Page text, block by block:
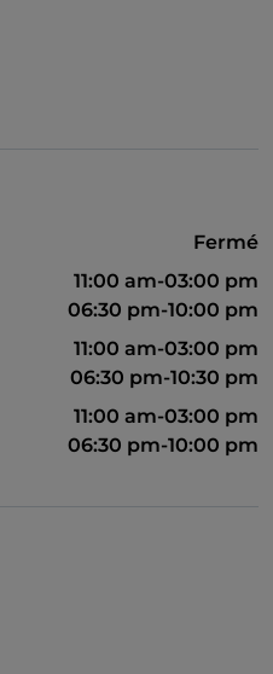
Fermé
11:00 am-03:00 pm
06:30 pm-10:00 pm
11:00 am-03:00 pm
06:30 pm-10:30 pm
11:00 am-03:00 pm
06:30 pm-10:00 pm